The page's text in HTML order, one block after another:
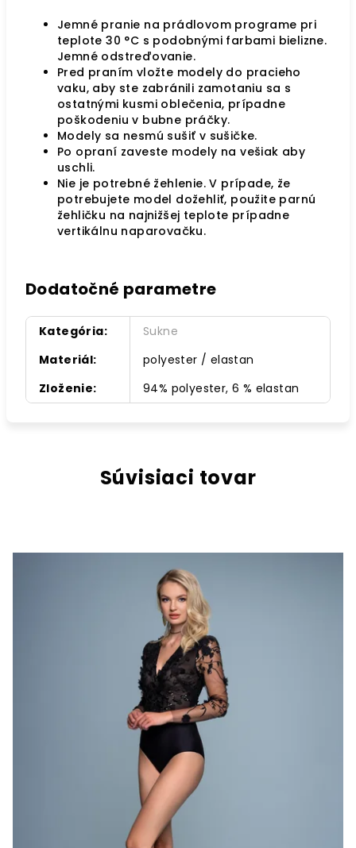
Jemné pranie na prádlovom programe pri
teplote 30 °C s podobnými farbami bielizne.
Jemné odstreďovanie.
Pred praním vložte modely do pracieho
vaku, aby ste zabránili zamotaniu sa s
ostatnými kusmi oblečenia, prípadne
poškodeniu v bubne práčky.
Modely sa nesmú sušiť v sušičke.
Po opraní zaveste modely na vešiak aby
uschli.
Nie je potrebné žehlenie. V prípade, že
potrebujete model dožehliť, použite parnú
žehličku na najnižšej teplote prípadne
vertikálnu naparovačku.
Dodatočné parametre
Kategória:
Sukne
Materiál:
polyester / elastan
Zloženie: 94% polyester, 6 % elastan
Súvisiaci tovar